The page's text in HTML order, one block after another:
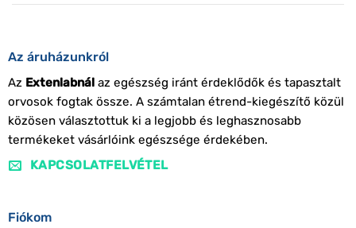
Az áruházunkról
Az Extenlabnálaz egészség iránt érdeklődők és tapasztalt
orvosok fogtak össze. A számtalan étrend-kiegészítő közül
közösen választottuk ki a legjobb és leghasznosabb
termékeket vásárlóink egészsége érdekében.
KAPCSOLATFELVÉTEL
Fiókom